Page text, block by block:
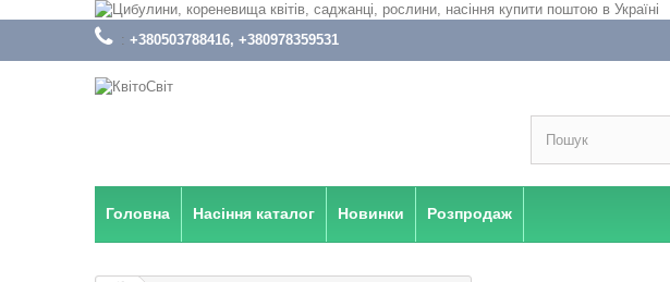
: +380503788416, +380978359531
Головна Насіння каталог Новинки Розпродаж